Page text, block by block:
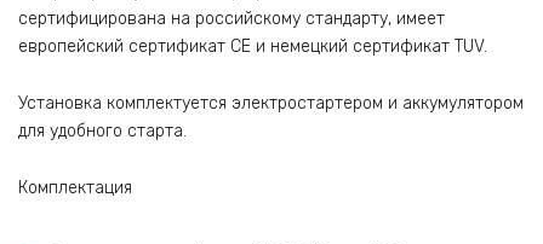
сертифицирована на российскому стандарту, имеет
европейский сертификат CE и немецкий сертификат TUV.
Установка комплектуется электростартером и аккумулятором
для удобного старта.
Комплектация